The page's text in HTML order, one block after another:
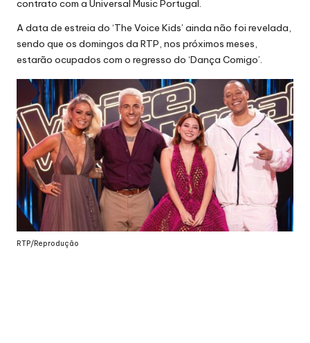
contrato com a Universal Music Portugal.
A data de estreia do ‘The Voice Kids’ ainda não foi revelada,
sendo que os domingos da RTP, nos próximos meses,
estarão ocupados com o regresso do ‘Dança Comigo’.
RTP/Reprodução